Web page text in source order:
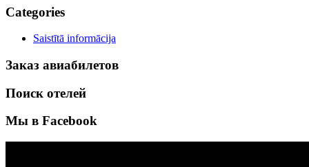
Categories
Saistītā informācija
Заказ авиабилетов
Поиск отелей
Мы в Facebook